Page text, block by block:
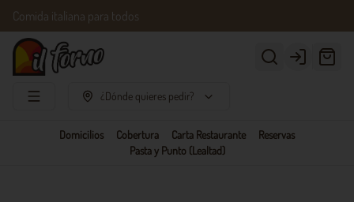
Comida italiana para todos
Login
¿Dónde quieres pedir?
Domicilios Cobertura Carta Restaurante
Reservas
Pasta y Punto (Lealtad)